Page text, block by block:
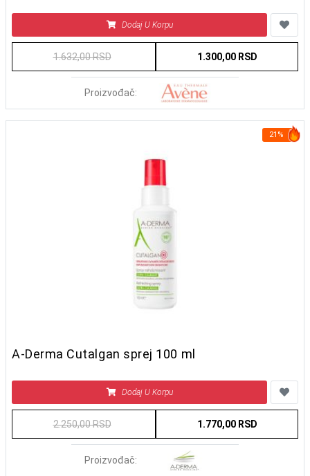
Dodaj U Korpu
1.632,00 RSD 1.300,00 RSD
Proizvođač:
21%
A-Derma Cutalgan sprej 100 ml
Dodaj U Korpu
2.250,00 RSD 1.770,00 RSD
Proizvođač: